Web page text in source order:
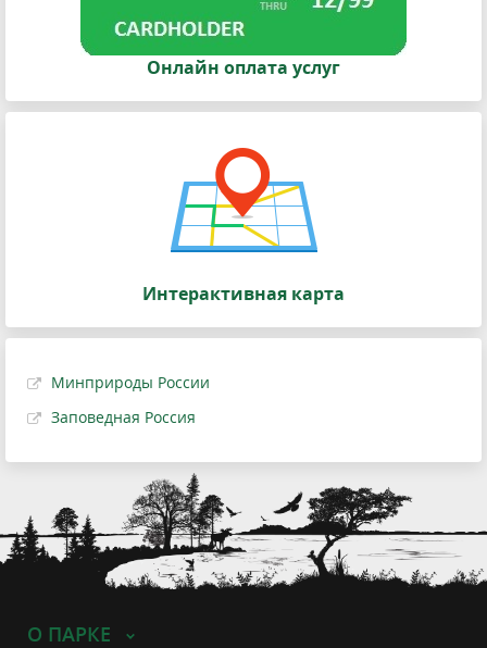
Онлайн оплата услуг
Интерактивная карта
Минприроды России
Заповедная Россия
О ПАРКЕ